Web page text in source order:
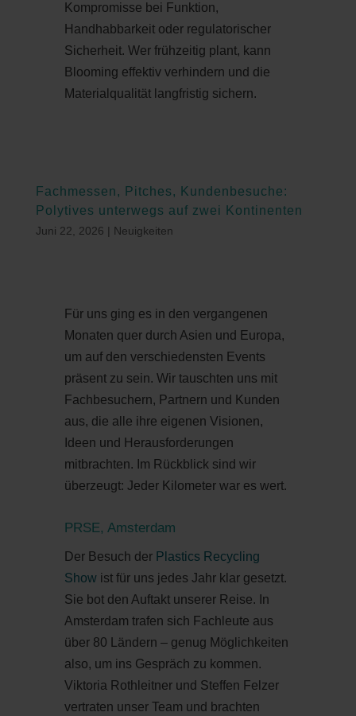
Kompromisse bei Funktion,
Handhabbarkeit oder regulatorischer
Sicherheit. Wer frühzeitig plant, kann
Blooming effektiv verhindern und die
Materialqualität langfristig sichern.
Fachmessen, Pitches, Kundenbesuche:
Polytives unterwegs auf zwei Kontinenten
Juni 22, 2026 | Neuigkeiten
Für uns ging es in den vergangenen
Monaten quer durch Asien und Europa,
um auf den verschiedensten Events
präsent zu sein. Wir tauschten uns mit
Fachbesuchern, Partnern und Kunden
aus, die alle ihre eigenen Visionen,
Ideen und Herausforderungen
mitbrachten. Im Rückblick sind wir
überzeugt: Jeder Kilometer war es wert.
PRSE, Amsterdam
Der Besuch der Plastics Recycling
Showist für uns jedes Jahr klar gesetzt.
Sie bot den Auftakt unserer Reise. In
Amsterdam trafen sich Fachleute aus
über 80 Ländern – genug Möglichkeiten
also, um ins Gespräch zu kommen.
Viktoria Rothleitner und Steffen Felzer
vertraten unser Team und brachten